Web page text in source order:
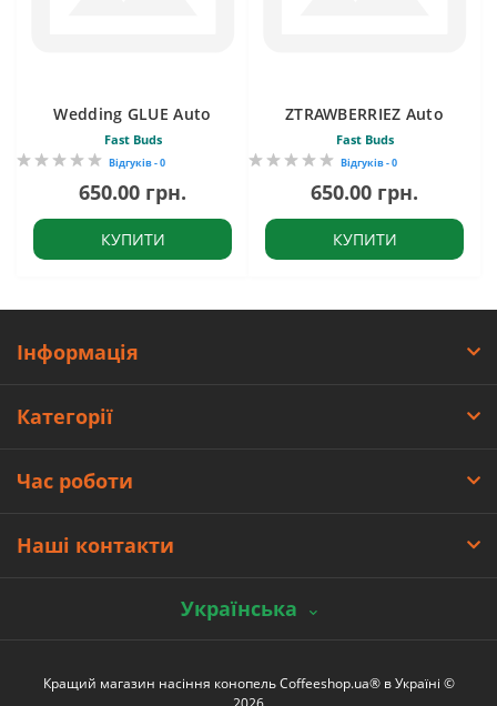
Wedding GLUE Auto
Fast Buds
Відгуків - 0
650.00 грн.
КУПИТИ
ZTRAWBERRIEZ Auto
Fast Buds
Відгуків - 0
650.00 грн.
КУПИТИ
Інформація
Категорії
Час роботи
Наші контакти
Українська
Кращий магазин насіння конопель Coffeeshop.ua® в Україні ©